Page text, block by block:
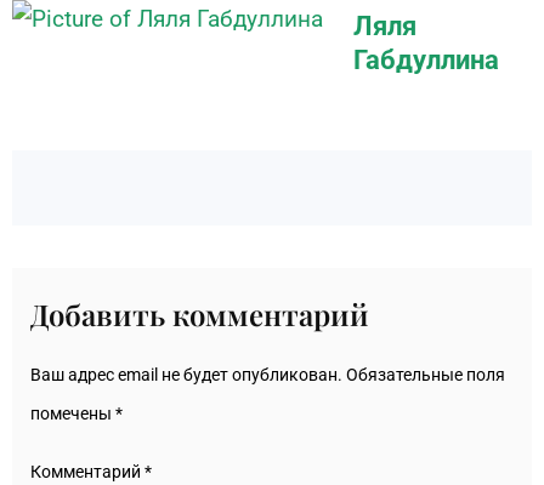
Ляля
Габдуллина
Добавить комментарий
Ваш адрес email не будет опубликован. Обязательные поля
помечены *
Комментарий *